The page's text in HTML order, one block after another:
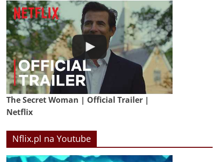
The Secret Woman | Official Trailer |
Netflix
Nflix.pl na Youtube